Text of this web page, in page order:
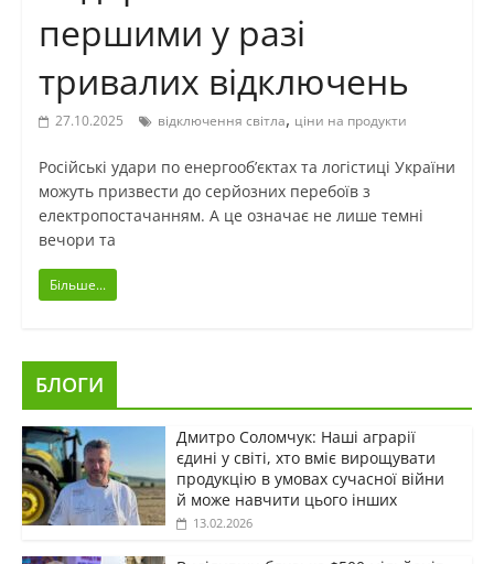
першими у разі
тривалих відключень
27.10.2025 відключення світла, ціни на продукти
Російські удари по енергооб’єктах та логістиці України
можуть призвести до серйозних перебоїв з
електропостачанням. А це означає не лише темні
вечори та
Більше...
БЛОГИ
Дмитро Соломчук: Наші аграрії
єдині у світі, хто вміє вирощувати
продукцію в умовах сучасної війни
й може навчити цього інших
13.02.2026